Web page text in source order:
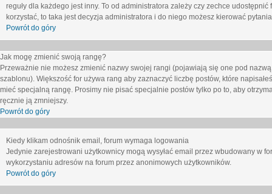
reguły dla każdego jest inny. To od administratora zależy czy zechce
korzystać, to taka jest decyzja administratora i do niego możesz kierować
Powrót do góry
Jak mogę zmienić swoją rangę?
Przeważnie nie możesz zmienić nazwy swojej rangi (pojawiają się one pod
szablonu). Większość for używa rang aby zaznaczyć liczbę postów, które
mieć specjalną rangę. Prosimy nie pisać specjalnie postów tylko po to, aby
ręcznie ją zmniejszy.
Powrót do góry
Kiedy klikam odnośnik email, forum wymaga logowania
Jedynie zarejestrowani użytkownicy mogą wysyłać email przez wbudowany w
wykorzystaniu adresów na forum przez anonimowych użytkowników.
Powrót do góry